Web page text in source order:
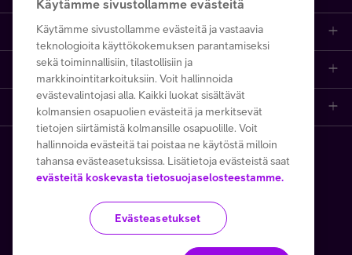
IT-palvelut
Yrittäjän palvelut
Julkishallinnolle
Wholesale
5G yrityksille
Etusivu
Yhteystiedot
Paikalliset yritysmyyjät
Viat ja häiriöt
Asiakkuuden hallinta
Opi ja inspiroidu
Kaikki sisällöt
Artikkelit
Referenssit
Asiakasvinkit
Webinaarit ja koulutukset
Telia
Telia
Telia Cygate
Telia Finland
Telia yrityksenä
Vastuullisuus
Turvaverkko
Copyright Telia Company 2026
Kaikki hinnat ALV 0 %
Tietosuoja ja -turva Käyttöehdot
Käytämme sivustollamme evästeitä
Käytämme sivustollamme evästeitä ja vastaavia
teknologioita käyttökokemuksen parantamiseksi
sekä toiminnallisiin, tilastollisiin ja
markkinointitarkoituksiin. Voit hallinnoida
evästevalintojasi alla. Kaikki luokat sisältävät
kolmansien osapuolien evästeitä ja merkitsevät
tietojen siirtämistä kolmansille osapuolille. Voit
hallinnoida evästeitä tai poistaa ne käytöstä milloin
tahansa evästeasetuksissa. Lisätietoja evästeistä saat
evästeitä koskevasta tietosuojaselosteestamme.
Evästeasetukset